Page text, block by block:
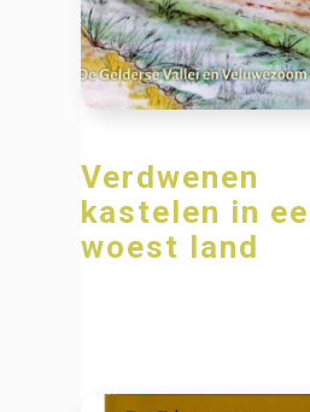
Verdwenen
kastelen in
woest land